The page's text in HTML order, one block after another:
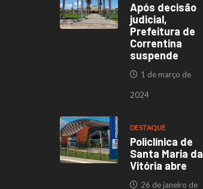
Após decisão
judicial,
Prefeitura de
Correntina
suspende
1 de março de
2024
DESTAQUE
Policlínica de
Santa Maria da
Vitória abre
26 de janeiro de